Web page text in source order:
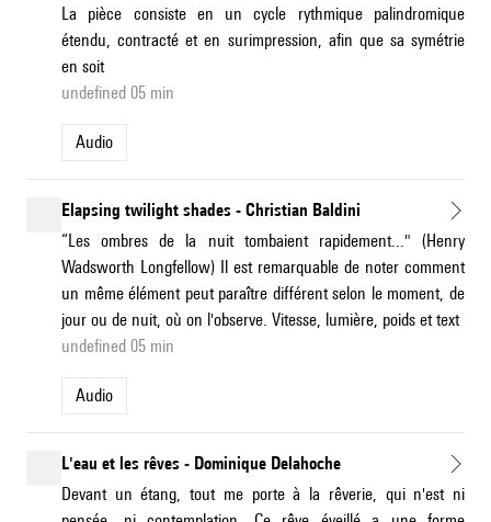
La pièce consiste en un cycle rythmique palindromique
étendu, contracté et en surimpression, afin que sa symétrie
en soit
undefined 05 min
Audio
Elapsing twilight shades - Christian Baldini
“Les ombres de la nuit tombaient rapidement..." (Henry
Wadsworth Longfellow) Il est remarquable de noter comment
un même élément peut paraître différent selon le moment, de
jour ou de nuit, où on l'observe. Vitesse, lumière, poids et text
undefined 05 min
Audio
L'eau et les rêves - Dominique Delahoche
Devant un étang, tout me porte à la rêverie, qui n'est ni